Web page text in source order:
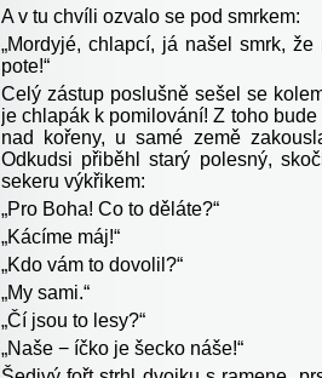
A v tu chvíli ozvalo se pod smrkem:
„Mordyjé, chlapcí, já našel smrk,
pote!“
Celý zástup poslušně sešel se
je chlapák k pomilování! Z toho
nad kořeny, u samé země
Odkudsi přiběhl starý polesný,
sekeru výkřikem:
„Pro Boha! Co to děláte?“
„Kácíme máj!“
„Kdo vám to dovolil?“
„My sami.“
„Čí jsou to lesy?“
„Naše − íčko je šecko náše!“